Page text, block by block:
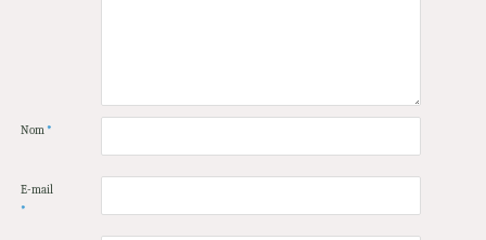
Nom*
E-mail
*